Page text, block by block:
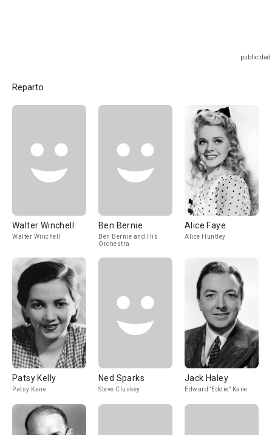
Reparto
Walter Winchell
Walter Winchell
Ben Bernie
Ben Bernie and His
Orchestra
Alice Faye
Alice Huntley
Patsy Kelly
Patsy Kane
Ned Sparks
Steve Cluskey
Jack Haley
Edward 'Eddie" Kane